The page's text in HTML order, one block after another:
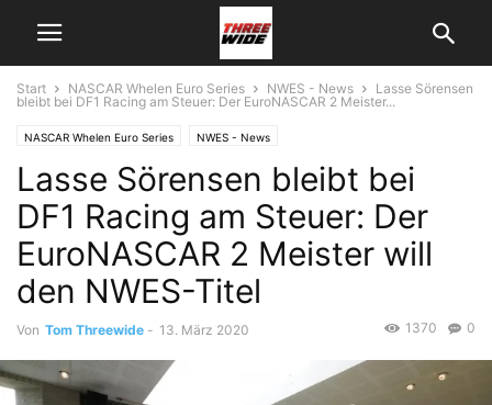
Start NASCAR Whelen Euro Series NWES - News
Lasse Sörensen
bleibt bei DF1 Racing am Steuer: Der EuroNASCAR 2 Meister...
NASCAR Whelen Euro Series NWES - News
Lasse Sörensen bleibt bei
DF1 Racing am Steuer: Der
EuroNASCAR 2 Meister will
den NWES-Titel
Von Tom Threewide - 13. März 2020 0
1370